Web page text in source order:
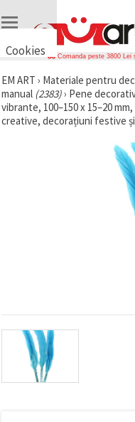
Cookies
vrem să vă
oferim
câteva
cookie -uri.
Cu toate
Puteți fi de
acord să
utilizați
cookie -
Comanda peste 3800 Lei
EM ART › Materiale pentru
manual (2383)› Pene
vibrante, 100–150 x 15–20
creative, decorațiuni festive